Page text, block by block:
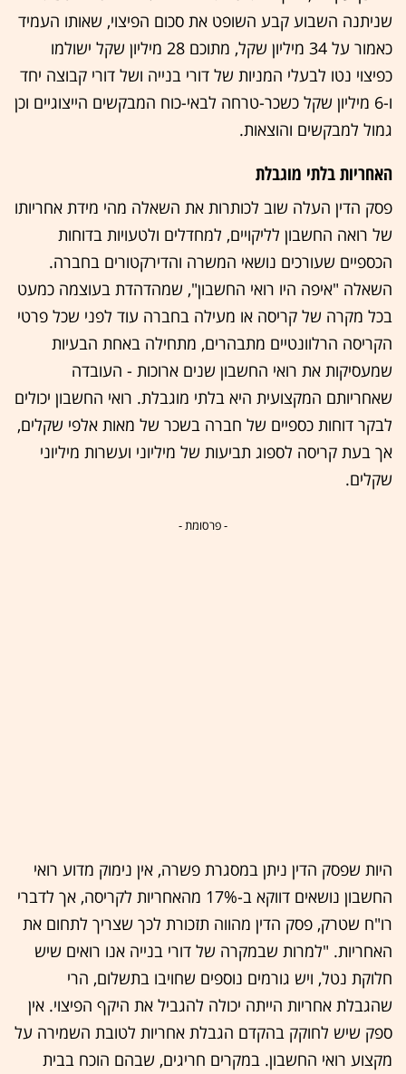
שניתנה השבוע קבע השופט את סכום הפיצוי, שאותו העמיד
כאמור על 34 מיליון שקל, מתוכם 28 מיליון שקל ישולמו
כפיצוי נטו לבעלי המניות של דורי בנייה ושל דורי קבוצה יחד
ו-6 מיליון שקל כשכר-טרחה לבאי-כוח המבקשים הייצוגיים וכן
גמול למבקשים והוצאות.
האחריות בלתי מוגבלת
פסק הדין העלה שוב לכותרות את השאלה מהי מידת אחריותו
של רואה החשבון לליקויים, למחדלים ולטעויות בדוחות
הכספיים שעורכים נושאי המשרה והדירקטורים בחברה.
השאלה "איפה היו רואי החשבון", שמהדהדת בעוצמה כמעט
בכל מקרה של קריסה או מעילה בחברה עוד לפני שכל פרטי
הקריסה הרלוונטיים מתבהרים, מתחילה באחת הבעיות
שמעסיקות את רואי החשבון שנים ארוכות - העובדה
שאחריותם המקצועית היא בלתי מוגבלת. רואי החשבון יכולים
לבקר דוחות כספיים של חברה בשכר של מאות אלפי שקלים,
אך בעת קריסה לספוג תביעות של מיליוני ועשרות מיליוני
שקלים.
- פרסומת -
היות שפסק הדין ניתן במסגרת פשרה, אין נימוק מדוע רואי
החשבון נושאים דווקא ב-17% מהאחריות לקריסה, אך לדברי
רו"ח שטרק, פסק הדין מהווה תזכורת לכך שצריך לתחום את
האחריות. "למרות שבמקרה של דורי בנייה אנו רואים שיש
חלוקת נטל, ויש גורמים נוספים שחויבו בתשלום, הרי
שהגבלת אחריות הייתה יכולה להגביל את היקף הפיצוי. אין
ספק שיש לחוקק בהקדם הגבלת אחריות לטובת השמירה על
מקצוע רואי החשבון. במקרים חריגים, שבהם הוכח בבית